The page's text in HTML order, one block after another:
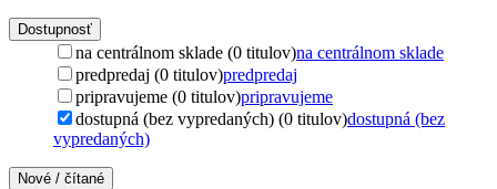
Dostupnosť
na centrálnom sklade (0 titulov)na centrálnom sklade
predpredaj (0 titulov)predpredaj
pripravujeme (0 titulov)pripravujeme
dostupná (bez vypredaných) (0 titulov)dostupná (bez
vypredaných)
Nové / čítané